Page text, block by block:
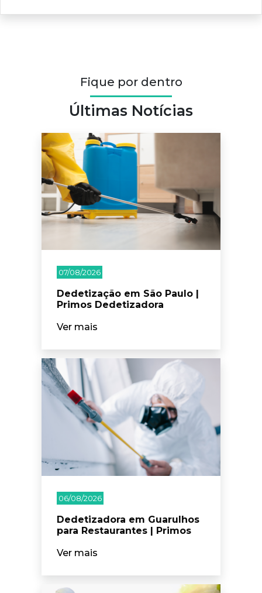
Fique por dentro
Últimas Notícias
07/08/2026
Dedetização em São Paulo |
Primos Dedetizadora
Ver mais
06/08/2026
Dedetizadora em Guarulhos
para Restaurantes | Primos
Ver mais